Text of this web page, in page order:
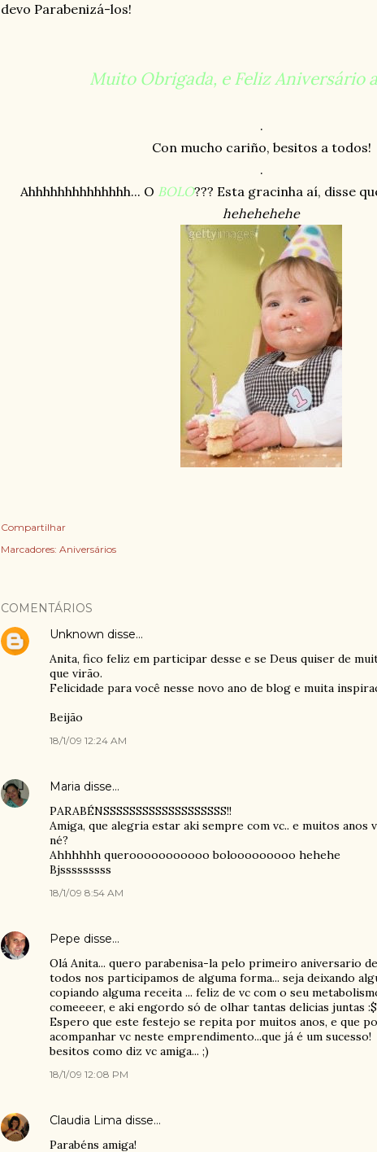
devo Parabenizá-los!
Muito Obrigada, e Feliz Aniversário
.
Con mucho cariño, besitos a todos!
.
Ahhhhhhhhhhhhhh... O BOLO??? Esta gracinha aí, disse
hehehehehe
Compartilhar
Marcadores: Aniversários
COMENTÁRIOS
Unknown disse…
Anita, fico feliz em participar desse e se Deus quiser de
que virão.
Felicidade para você nesse novo ano de blog e muita
Beijão
18/1/09 12:24 AM
Maria disse…
PARABÉNSSSSSSSSSSSSSSSSSSS!!
Amiga, que alegria estar aki sempre com vc.. e muitos anos
né?
Ahhhhhh querooooooooooo bolooooooooo hehehe
Bjsssssssss
18/1/09 8:54 AM
Pepe disse…
Olá Anita... quero parabenisa-la pelo primeiro aniversario
todos nos participamos de alguma forma... seja deixando
copiando alguma receita ... feliz de vc com o seu
comeeeer, e aki engordo só de olhar tantas delicias juntas :$
Espero que este festejo se repita por muitos anos, e que
acompanhar vc neste emprendimento...que já é um sucesso!
besitos como diz vc amiga... ;)
18/1/09 12:08 PM
Claudia Lima disse…
Parabéns amiga!